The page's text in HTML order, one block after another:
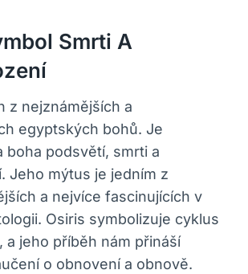
Smrti A
z nejznámějších a
egyptských bohů. Je
boha podsvětí, smrti a
Jeho mýtus je jedním z
a nejvíce fascinujících v
Osiris symbolizuje cyklus
a jeho příběh nám přináší
o obnovení a obnově.